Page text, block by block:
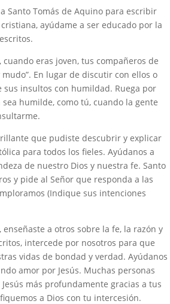
Santo Tomás de Aquino para escribir
ayúdame a ser educado por la
cuando eras joven, tus compañeros de
En lugar de discutir con ellos o
sus insultos con humildad. Ruega por
humilde, como tú, cuando la gente
que pudiste descubrir y explicar
para todos los fieles. Ayúdanos a
de nuestro Dios y nuestra fe. Santo
y pide al Señor que responda a las
(Indique sus intenciones
enseñaste a otros sobre la fe, la razón y
intercede por nosotros para que
vidas de bondad y verdad. Ayúdanos
amor por Jesús. Muchas personas
más profundamente gracias a tus
a Dios con tu intercesión.